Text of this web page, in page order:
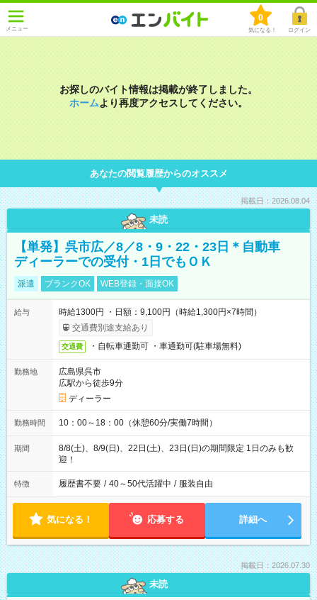
メニュー
0
気になる！ ログイン
お探しのバイト情報は掲載が終了しました。
ホームより再度アクセスしてください。
あなたの閲覧履歴からのオススメ
掲載日：2026.08.04
未読
【単発】呉市広／8／8・9・22・23日＊自動車
ディーラーでの受付・1日でもＯＫ
派遣 ブランクOK WEB登録・面接OK
給与
時給1300円 ・日額：9,100円（時給1,300円×7時間）
交通費別途支給あり
交通費 ・自転車通勤可 ・車通勤可(駐車場無料)
勤務地
広島県呉市
広駅から徒歩9分
ディーラー
勤務時間 10：00～18：00（休憩60分/実働7時間）
期間
8/8(土)、8/9(日)、22日(土)、23日(日)の期間限定 1日のみも歓
迎！
特徴 履歴書不要 / 40～50代活躍中 / 服装自由
気になる！ 応募する 詳細へ
掲載日：2026.07.30
未読